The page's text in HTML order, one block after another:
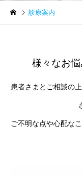
矯
夏休みは小学
診療案内
様々なお
患者さまとご相談の
ご不明な点や心配な